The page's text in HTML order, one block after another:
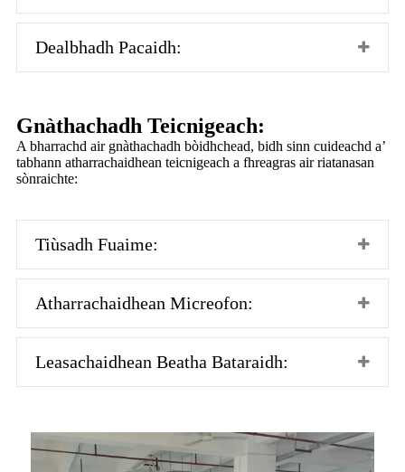
Dealbhadh Pacaidh:
Gnàthachadh Teicnigeach:
A bharrachd air gnàthachadh bòidhchead, bidh sinn cuideachd a’
tabhann atharrachaidhean teicnigeach a fhreagras air riatanasan
sònraichte:
Tiùsadh Fuaime:
Atharrachaidhean Micreofon:
Leasachaidhean Beatha Bataraidh: